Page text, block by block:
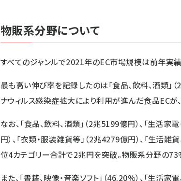
物販系分野について
すべてのジャンルで2021年のEC市場規模は前年実績
最も高い伸び率を記録したのは「食品、飲料、酒類」
ナウィルス感染症拡大により利用が進んだ食品ECが
なお、「食品、飲料、酒類」（2兆5199億円）、「生活家
円）、「衣類・服装雑貨等」（2兆4279億円）、「生活雑
位4カテゴリー合計で2兆円を突破。物販系分野の
また、「書籍、映像・音楽ソフト」（46.20%）、「生活家